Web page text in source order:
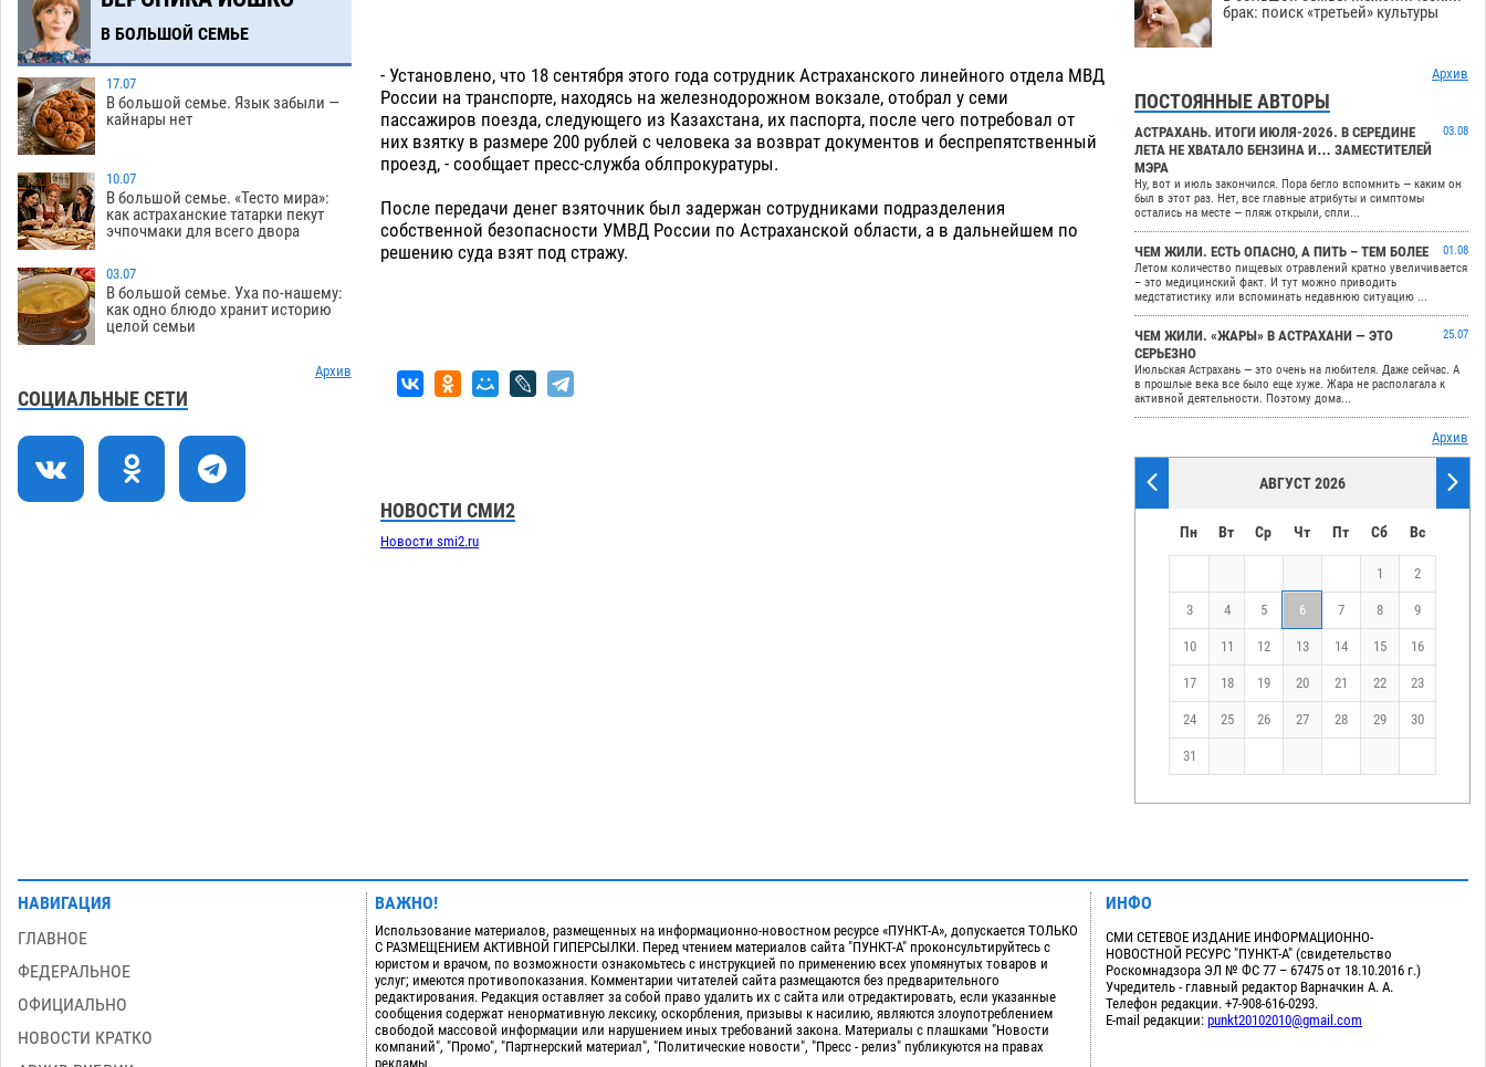
13:50
Мэрия Астрахани переводит городские
зеленые зоны на автоматический
полив
06.08 243
13:13
Скончался второй ребенок после
пожара в Астрахани
12:49
Астраханские гандболисты с крупной
победы стартовали на Всероссийской
12:16
В астраханском селе невестка
изрешетила машину свекрови
11:45
Астраханские приставы выдворили 12
Шереметьево
11:08
Как астраханцы назвали своих детей в
июле
В БОЛЬШОЙ СЕМЬЕ
17.07
В большой семье. Язык забыли —
кайнары нет
10.07
В большой семье. «Тесто мира»:
как астраханские татарки пекут
эчпочмаки для всего двора
03.07
В большой семье. Уха по-нашему:
как одно блюдо хранит историю
целой семьи
Архив
СОЦИАЛЬНЫЕ СЕТИ
- Установлено, что 18 сентября этого года сотрудник Астраханского линейного отдела МВД
России на транспорте, находясь на железнодорожном вокзале, отобрал у семи
пассажиров поезда, следующего из Казахстана, их паспорта, после чего потребовал от
них взятку в размере 200 рублей с человека за возврат документов и беспрепятственный
проезд, - сообщает пресс-служба облпрокуратуры.
После передачи денег взяточник был задержан сотрудниками подразделения
собственной безопасности УМВД России по Астраханской области, а в дальнейшем по
решению суда взят под стражу.
НОВОСТИ СМИ2
Новости smi2.ru
брак: поиск «третьей» культуры
Архив
ПОСТОЯННЫЕ АВТОРЫ
АСТРАХАНЬ. ИТОГИ ИЮЛЯ-2026. В СЕРЕДИНЕ
ЛЕТА НЕ ХВАТАЛО БЕНЗИНА И… ЗАМЕСТИТЕЛЕЙ
МЭРА
03.08
Ну, вот и июль закончился. Пора бегло вспомнить — каким он
был в этот раз. Нет, все главные атрибуты и симптомы
остались на месте — пляж открыли, спли...
ЧЕМ ЖИЛИ. ЕСТЬ ОПАСНО, А ПИТЬ – ТЕМ БОЛЕЕ
01.08
Летом количество пищевых отравлений кратно увеличивается
– это медицинский факт. И тут можно приводить
медстатистику или вспоминать недавнюю ситуацию ...
ЧЕМ ЖИЛИ. «ЖАРЫ» В АСТРАХАНИ — ЭТО
СЕРЬЕЗНО
25.07
Июльская Астрахань — это очень на любителя. Даже сейчас. А
в прошлые века все было еще хуже. Жара не располагала к
активной деятельности. Поэтому дома...
Архив
АВГУСТ 2026
Пн Вт Ср Чт Пт Сб Вс
1 2
3 4 5 6 7 8 9
10 11 12 13 14 15 16
17 18 19 20 21 22 23
24 25 26 27 28 29 30
31
НАВИГАЦИЯ
ГЛАВНОЕ
ФЕДЕРАЛЬНОЕ
ОФИЦИАЛЬНО
НОВОСТИ КРАТКО
ВАЖНО!
Использование материалов, размещенных на информационно-новостном ресурсе «ПУНКТ-А», допускается ТОЛЬКО
С РАЗМЕЩЕНИЕМ АКТИВНОЙ ГИПЕРСЫЛКИ. Перед чтением материалов сайта "ПУНКТ-А" проконсультируйтесь с
юристом и врачом, по возможности ознакомьтесь с инструкцией по применению всех упомянутых товаров и
услуг; имеются противопоказания. Комментарии читателей сайта размещаются без предварительного
редактирования. Редакция оставляет за собой право удалить их с сайта или отредактировать, если указанные
сообщения содержат ненормативную лексику, оскорбления, призывы к насилию, являются злоупотреблением
свободой массовой информации или нарушением иных требований закона. Материалы с плашками "Новости
компаний", "Промо", "Партнерский материал", "Политические новости", "Пресс - релиз" публикуются на правах
рекламы.
ИНФО
СМИ СЕТЕВОЕ ИЗДАНИЕ ИНФОРМАЦИОННО-
НОВОСТНОЙ РЕСУРС "ПУНКТ-А" (свидетельство
Роскомнадзора ЭЛ № ФС 77 – 67475 от 18.10.2016 г.)
Учредитель - главный редактор Варначкин А. А.
Телефон редакции. +7-908-616-0293.
E-mail редакции: punkt20102010@gmail.com